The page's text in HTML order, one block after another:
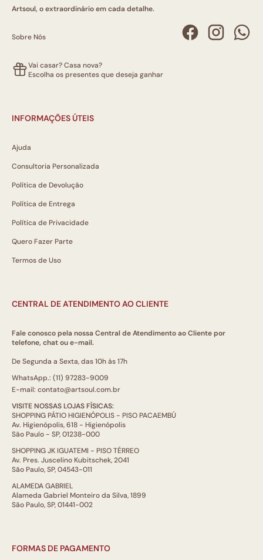
Artsoul, o extraordinário em cada detalhe.
Sobre Nós
Vai casar? Casa nova?
Escolha os presentes que deseja ganhar
INFORMAÇÕES ÚTEIS
Ajuda
Consultoria Personalizada
Política de Devolução
Política de Entrega
Política de Privacidade
Quero Fazer Parte
Termos de Uso
CENTRAL DE ATENDIMENTO AO CLIENTE
Fale conosco pela nossa Central de Atendimento ao Cliente por
telefone, chat ou e-mail.
De Segunda a Sexta, das 10h às 17h
WhatsApp.: (11) 97283-9009
E-mail: contato@artsoul.com.br
VISITE NOSSAS LOJAS FÍSICAS:
SHOPPING PÁTIO HIGIENÓPOLIS - PISO PACAEMBÚ
Av. Higienópolis, 618 - Higienópolis
São Paulo - SP, 01238-000
SHOPPING JK IGUATEMI - PISO TÉRREO
Av. Pres. Juscelino Kubitschek, 2041
São Paulo, SP, 04543-011
ALAMEDA GABRIEL
Alameda Gabriel Monteiro da Silva, 1899
São Paulo, SP, 01441-002
FORMAS DE PAGAMENTO